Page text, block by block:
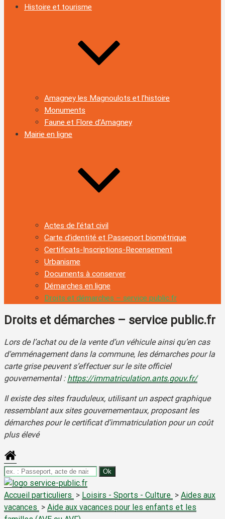
Histoire et tourisme
Amagney les Magnoulots et l’histoire
Monuments
Faune et Flore d’Amagney
Mairie en ligne
Actes de l’état civil
Carte d’identité et Passeport biométrique
Certificats-Inscriptions-Recensement
Urbanisme
Documents à conserver
Démarches en ligne
Droits et démarches – service public.fr
Droits et démarches – service public.fr
Lors de l’achat ou de la vente d’un véhicule ainsi qu’en cas
d’emménagement dans la commune, les démarches pour la
carte grise peuvent s’effectuer sur le site officiel
gouvernemental : https://immatriculation.ants.gouv.fr/
Il existe des sites frauduleux, utilisant un aspect graphique
ressemblant aux sites gouvernementaux, proposant les
démarches pour le certificat d’immatriculation pour un coût
plus élevé
Accueil particuliers > Loisirs - Sports - Culture > Aides aux
vacances > Aide aux vacances pour les enfants et les